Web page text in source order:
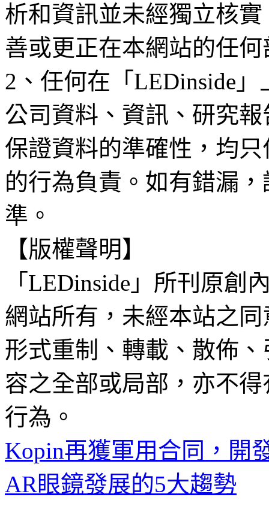
析和資訊並未經獨立核
善或更正在本網站的任
2、任何在「LEDinside
公司資料、資訊、研究
保證資料的準確性，均
的行為負責。如有錯漏
準。
【版權聲明】
「LEDinside」所刊原創
網站所有，未經本站之
形式重制、轉載、散佈
容之全部或局部，亦不
行為。
Kopin再獲軍用合同，開
AR眼鏡發展的5大趨勢